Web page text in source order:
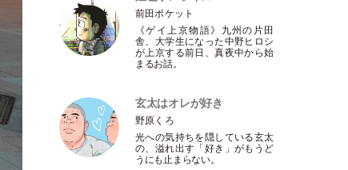
前田ポケット
《ゲイ上京物語》九州の片田
舎、大学生になった中野ヒロシ
が上京する前日、真夜中から始
まるお話。
玄太はオレが好き
野原くろ
光への気持ちを隠している玄太
の、溢れ出す 「好き 」がもうど
うにも止まらない。